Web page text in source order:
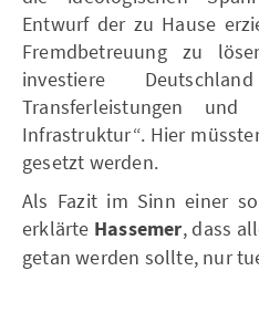
Entwurf der zu Hause
Fremdbetreuung zu
investiere
Transferleistungen
Infrastruktur“. Hier
gesetzt werden.
Als Fazit im Sinn einer
erklärte Hassemer, dass
getan werden sollte, nur